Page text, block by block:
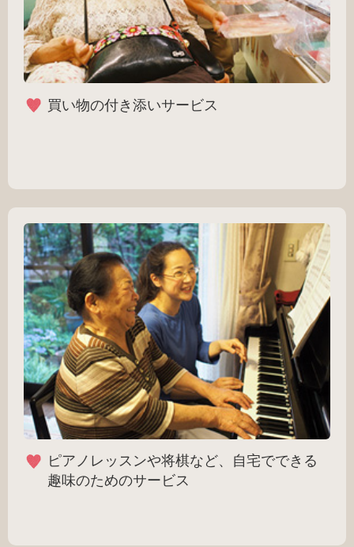
買い物の付き添いサービス
ピアノレッスンや将棋など、自宅でできる
趣味のためのサービス